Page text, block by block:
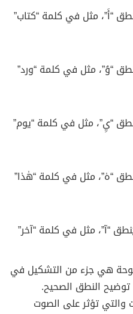
“أَ”، مثل في كلمة “كتاب”
“وُ”، مثل في كلمة “ورد”
“يِ”، مثل في كلمة “يوم”
“هٰ”، مثل في كلمة “هٰذا”
“آ”، مثل في كلمة “آخر”
هي جزء من التشكيل في
النطق الصحيح.
والتي تؤثر على الصوت